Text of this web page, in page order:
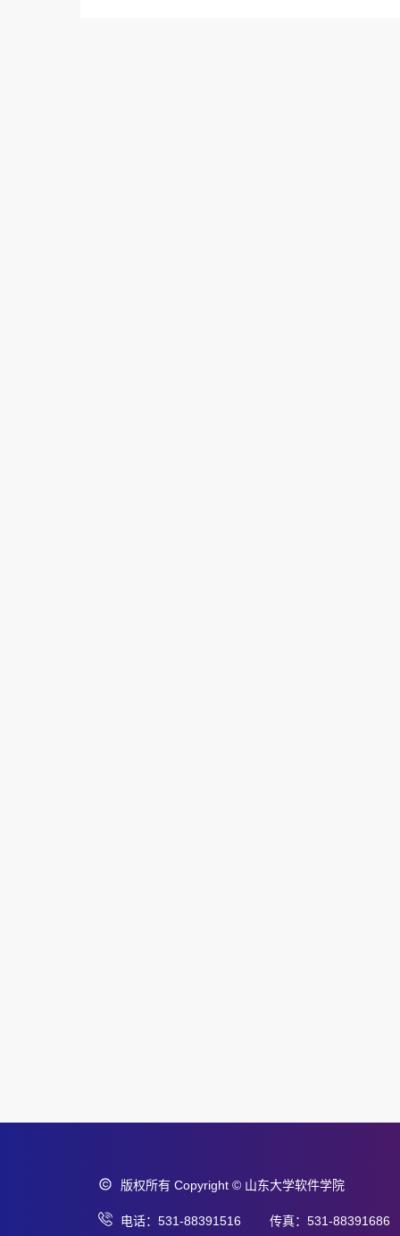
版权所有 Copyright © 山东大学软件学院
电话：531-88391516 传真：531-88391686